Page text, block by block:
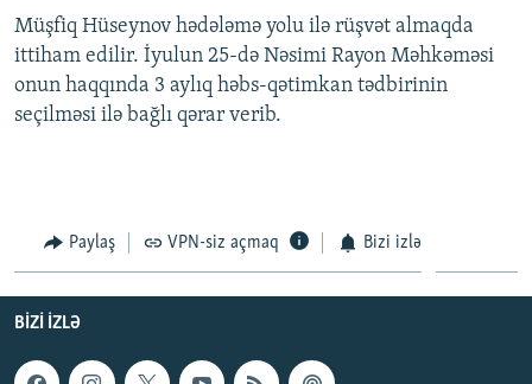
BIZIMLƏ ƏLAQƏ
XƏBƏR BÜLLETENLƏRIMIZ
Müşfiq Hüseynov hədələmə yolu ilə rüşvət almaqda
ittiham edilir. İyulun 25-də Nəsimi Rayon Məhkəməsi
onun haqqında 3 aylıq həbs-qətimkan tədbirinin
seçilməsi ilə bağlı qərar verib.
Paylaş VPN-siz açmaq Bizi izlə
BIZI IZLƏ